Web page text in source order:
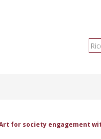
for society engagement